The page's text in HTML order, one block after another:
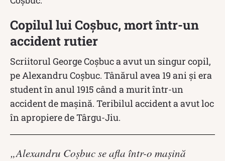
Copilul lui Coșbuc, mort într-un
accident rutier
Scriitorul George Coșbuc a avut un singur copil,
pe Alexandru Coșbuc. Tânărul avea 19 ani și era
student în anul 1915 când a murit într-un
accident de mașină. Teribilul accident a avut loc
în apropiere de Târgu-Jiu.
„Alexandru Coşbuc se afla într-o maşină